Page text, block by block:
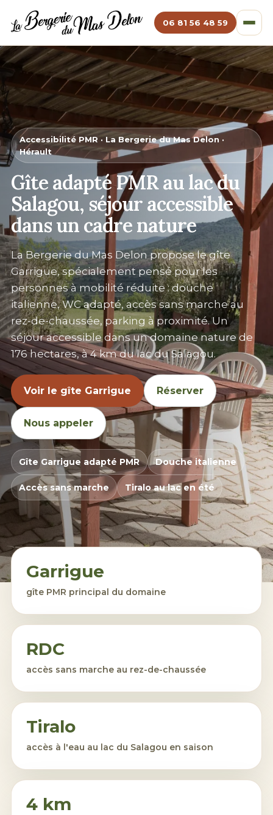
06 81 56 48 59
Accessibilité PMR · La Bergerie du Mas Delon ·
Hérault
Gîte adapté PMR aulac du
Salagou, séjour accessible
dans un cadre nature
La Bergerie du Mas Delon propose le gîte
Garrigue, spécialement pensé pour les
personnes à mobilité réduite : douche
italienne, WC adapté, accès sans marche au
rez-de-chaussée, parking à proximité. Un
séjour accessible dans un domaine nature de
176 hectares, à 4 km dulac du Salagou.
Voir le gîte Garrigue Réserver
Nous appeler
Gîte Garrigue adapté PMR Douche italienne
Accès sans marche Tiralo au lac en été
Garrigue
gîte PMR principal du domaine
RDC
accès sans marche au rez-de-chaussée
Tiralo
accès à l'eau au lac du Salagou en saison
4 km